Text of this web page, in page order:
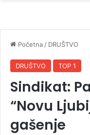
Početna / DRUŠTVO
DRUŠTVO TOP 1
Sindikat:
“Novu
gašenje